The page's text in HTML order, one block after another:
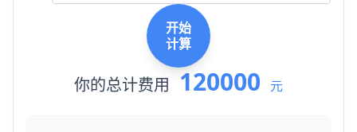
开始
计算
你的总计费用 120000 元